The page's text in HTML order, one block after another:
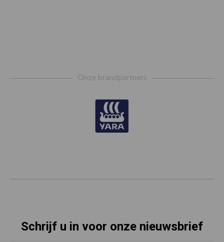
Onze brandpartners
Schrijf u in voor onze nieuwsbrief